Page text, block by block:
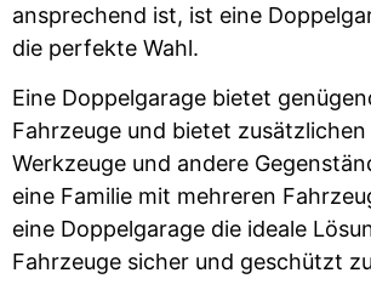
ansprechend ist, ist eine
die perfekte Wahl.
Eine Doppelgarage bietet
Fahrzeuge und bietet
Werkzeuge und andere
eine Familie mit mehreren
eine Doppelgarage die ideale
Fahrzeuge sicher und geschützt